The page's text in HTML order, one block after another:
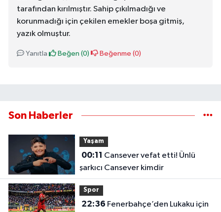
tarafından kırılmıştır. Sahip çıkılmadığı ve
korunmadığı için çekilen emekler boşa gitmiş,
yazık olmuştur.
Yanıtla Beğen (0) Beğenme (0)
Son Haberler
Yaşam
00:11
şarkıcı Cansever kimdir
Spor
22:36